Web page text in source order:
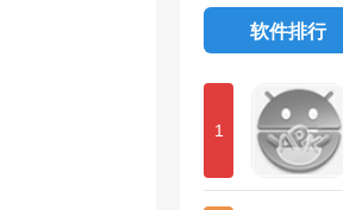
软件排行
1